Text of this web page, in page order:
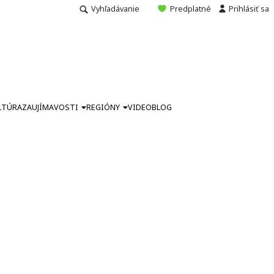
Vyhľadávanie Predplatné Prihlásiť sa
ZAUJÍMAVOSTI REGIÓNY VIDEOBLOG